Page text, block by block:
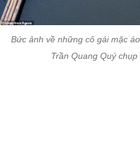
Bức ảnh về những cô gái mặc
Trần Quang Quý chụp